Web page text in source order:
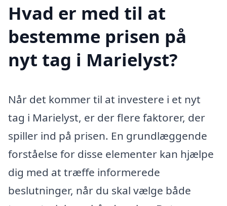
Hvad er med til at
bestemme prisen på
nyt tag i Marielyst?
Når det kommer til at investere i et nyt
tag i Marielyst, er der flere faktorer, der
spiller ind på prisen. En grundlæggende
forståelse for disse elementer kan hjælpe
dig med at træffe informerede
beslutninger, når du skal vælge både